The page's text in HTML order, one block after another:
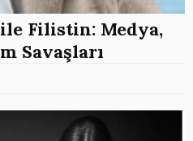
Filistin: Medya,
Savaşları